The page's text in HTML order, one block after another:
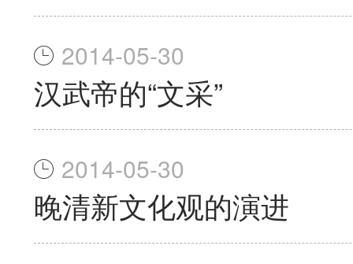
2014-05-30
汉武帝的“文采”
2014-05-30
晚清新文化观的演进